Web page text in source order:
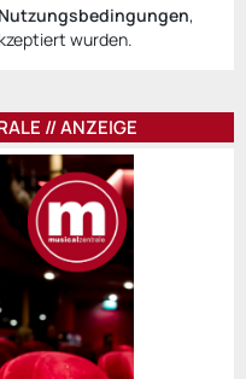
Nutzungsbedingungen,
wurden.
// ANZEIGE